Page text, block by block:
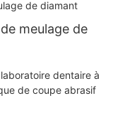
meulage de